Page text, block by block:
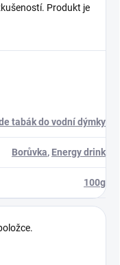
Produkt je
tabák do vodní dýmky
Borůvka, Energy drink
100g